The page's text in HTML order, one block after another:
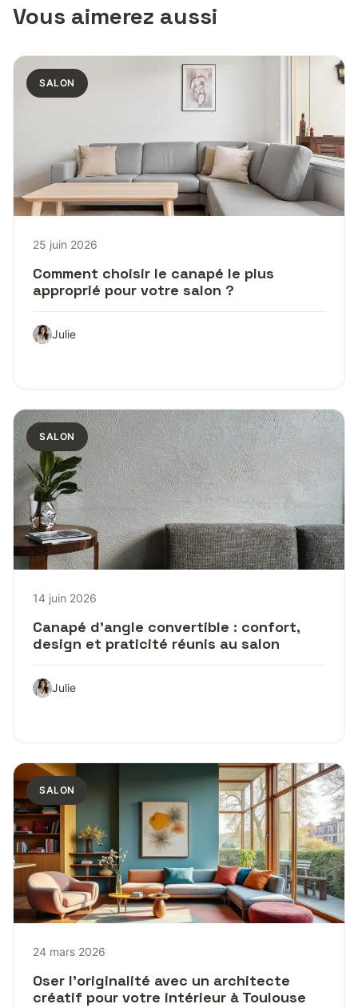
Vous aimerez aussi
SALON
25 juin 2026
Comment choisir le canapé le plus
approprié pour votre salon ?
Julie
SALON
14 juin 2026
Canapé d’angle convertible : confort,
design et praticité réunis au salon
Julie
SALON
24 mars 2026
Oser l’originalité avec un architecte
créatif pour votre intérieur à Toulouse